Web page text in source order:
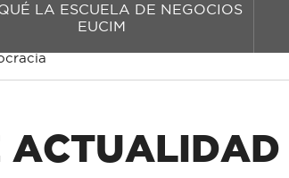
LA ESCUELA DE NEGOCIOS
EUCIM
ACTUALIDAD